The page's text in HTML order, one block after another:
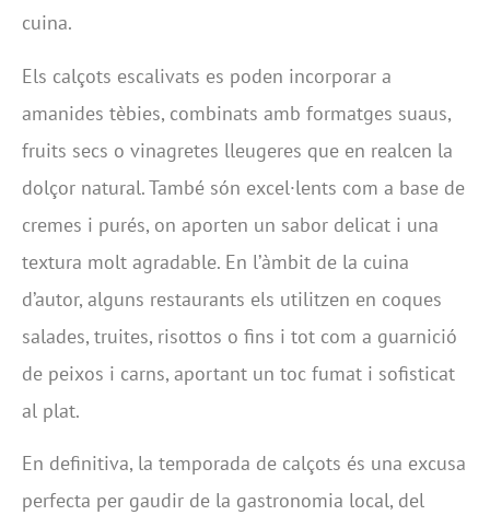
cuina.
Els calçots escalivats es poden incorporar a
amanides tèbies, combinats amb formatges suaus,
fruits secs o vinagretes lleugeres que en realcen la
dolçor natural. També són excel·lents com a base de
cremes i purés, on aporten un sabor delicat i una
textura molt agradable. En l’àmbit de la cuina
d’autor, alguns restaurants els utilitzen en coques
salades, truites, risottos o fins i tot com a guarnició
de peixos i carns, aportant un toc fumat i sofisticat
al plat.
En definitiva, la temporada de calçots és una excusa
perfecta per gaudir de la gastronomia local, del